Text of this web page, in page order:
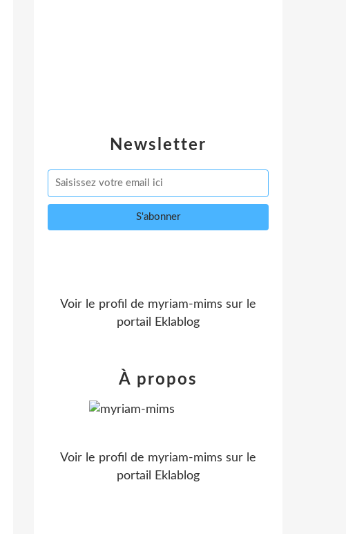
Newsletter
Voir le profil de myriam-mims sur le
portail Eklablog
À propos
Voir le profil de myriam-mims sur le
portail Eklablog